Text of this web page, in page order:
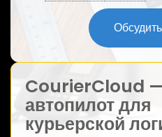
CourierCloud
автопилот для
курьерской